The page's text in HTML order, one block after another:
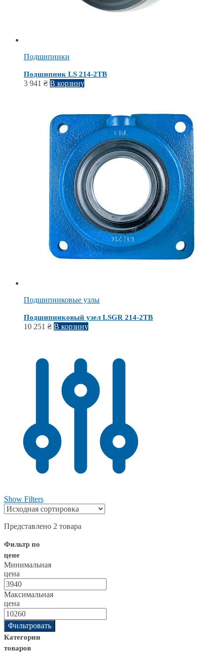
Подшипники
Подшипник LS 214-2TB
3 941 ₴ В корзину
Подшипниковые узлы
Подшипниковый узел LSGR 214-2TB
10 251 ₴ В корзину
Show Filters
Представлено 2 товара
Фильтр по
цене
Минимальная
цена
Максимальная
цена
Фильтровать
Категории
товаров